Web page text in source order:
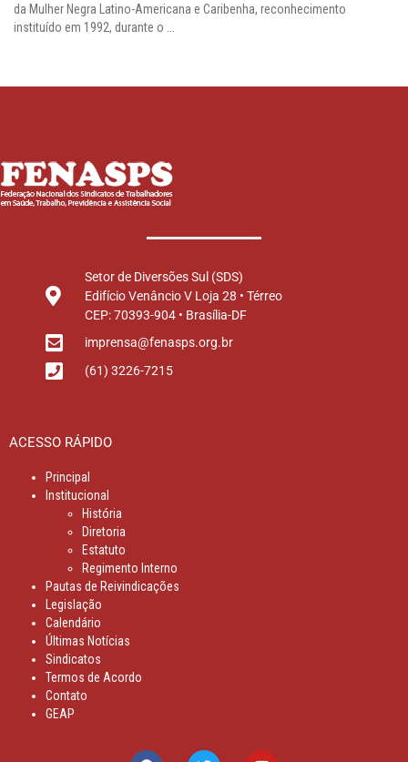
da Mulher Negra Latino-Americana e Caribenha, reconhecimento
instituído em 1992, durante o ...
Setor de Diversões Sul (SDS)
Edifício Venâncio V Loja 28 • Térreo
CEP: 70393-904 • Brasília-DF
imprensa@fenasps.org.br
(61) 3226-7215
ACESSO RÁPIDO
Principal
Institucional
História
Diretoria
Estatuto
Regimento Interno
Pautas de Reivindicações
Legislação
Calendário
Últimas Notícias
Sindicatos
Termos de Acordo
Contato
GEAP